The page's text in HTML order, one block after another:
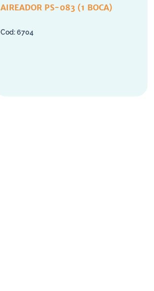
AIREADOR PS-083 (1 BOCA)
6704